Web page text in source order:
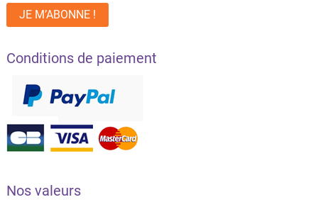
Conditions de paiement
Nos valeurs